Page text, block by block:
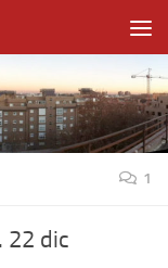
1
22 dic